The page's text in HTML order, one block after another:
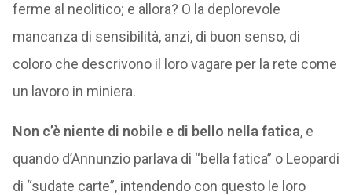
ferme al neolitico; e allora? O la deplorevole
mancanza di sensibilità, anzi, di buon senso, di
coloro che descrivono il loro vagare per la rete come
un lavoro in miniera.
Non c’è niente di nobile e di bello nella fatica, e
quando d’Annunzio parlava di “bella fatica” o Leopardi
di “sudate carte”, intendendo con questo le loro